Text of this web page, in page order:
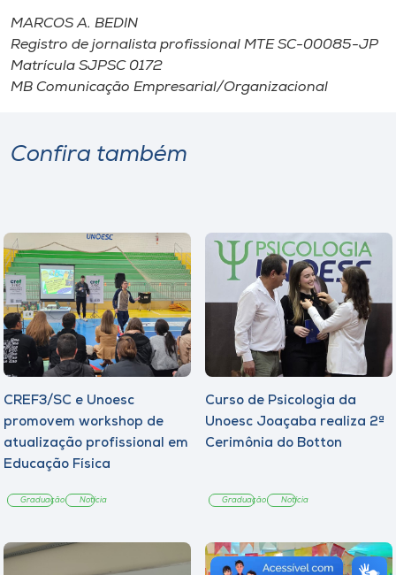
A+
A-
MARCOS A. BEDIN
Registro de jornalista profissional MTE SC-00085-JP
Matrícula SJPSC 0172
MB Comunicação Empresarial/Organizacional
Confira também
CREF3/SC e Unoesc
promovem workshop de
atualização profissional em
Educação Física
Graduação Notícia
Curso de Psicologia da
Unoesc Joaçaba realiza 2ª
Cerimônia do Botton
Graduação Notícia